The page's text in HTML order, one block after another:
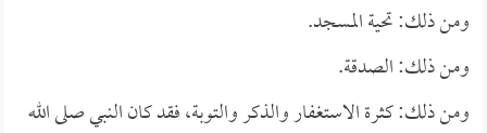
ومن ذلك: تحية المسجد.
ومن ذلك: الصدقة.
ومن ذلك: كثرة الاستغفار والذكر والتوبة، فقد كان النبي صلى الله